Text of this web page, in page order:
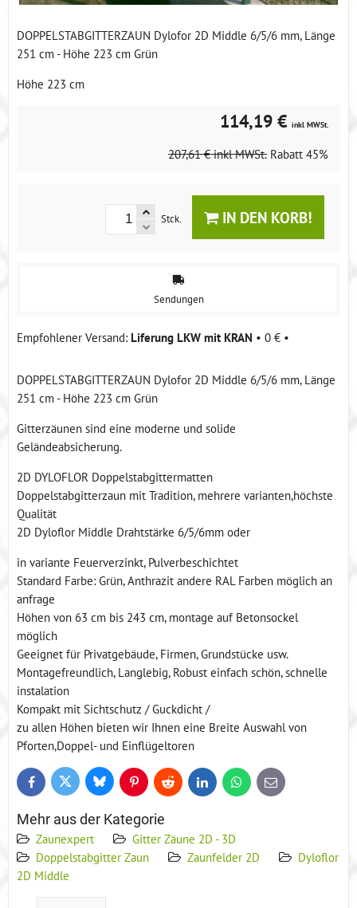
DOPPELSTABGITTERZAUN Dylofor 2D Middle 6/5/6 mm, Länge
251 cm - Höhe 223 cm Grün
Höhe 223 cm
114,19 € inkl MWSt.
207,61 € inkl MWSt. Rabatt 45%
Stck. IN DEN KORB!
Sendungen
Liferung LKW mit KRAN • 0 € •
DOPPELSTABGITTERZAUN Dylofor 2D Middle 6/5/6 mm, Länge
251 cm - Höhe 223 cm Grün
Gitterzäunen sind eine moderne und solide
Geländeabsicherung.
2D DYLOFLOR Doppelstabgittermatten
Doppelstabgitterzaun mit Tradition, mehrere varianten,höchste
Qualität
2D Dyloflor Middle Drahtstärke 6/5/6mm oder
in variante Feuerverzinkt, Pulverbeschichtet
Standard Farbe: Grün, Anthrazit andere RAL Farben möglich an
anfrage
Höhen von 63 cm bis 243 cm, montage auf Betonsockel
möglich
Geeignet für Privatgebäude, Firmen, Grundstücke usw.
Montagefreundlich, Langlebig, Robust einfach schön, schnelle
instalation
Kompakt mit Sichtschutz / Guckdicht /
zu allen Höhen bieten wir Ihnen eine Breite Auswahl von
Pforten,Doppel- und Einflügeltoren
FacebookTwitter BlueskyPinterestReddit LinkedInWhatsApp
E-
mail
Mehr aus der Kategorie
Zaunexpert
Gitter Zäune 2D - 3D
Doppelstabgitter Zaun
Zaunfelder 2D
Dyloflor
2D Middle